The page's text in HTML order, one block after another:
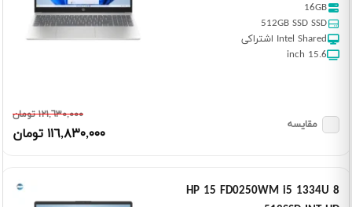
16GB
512GB SSD SSD
Intel Shared اشتراکی
15.6 inch
١٢١,٦٣٠,٠٠٠ تومان
١١٦,٨٣٠,٠٠٠ تومان
مقایسه
HP 15 FD0250WM i5 1334U 8